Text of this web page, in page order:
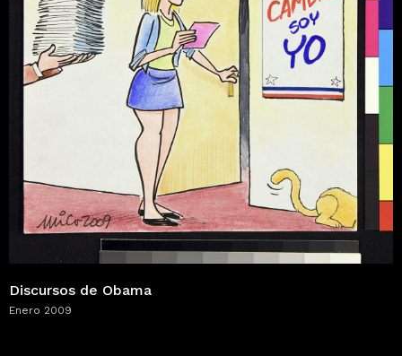
Discursos de Obama
Enero 2009